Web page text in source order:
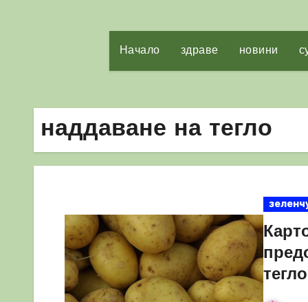
Начало здраве новини
наддаване на тегло
тегло